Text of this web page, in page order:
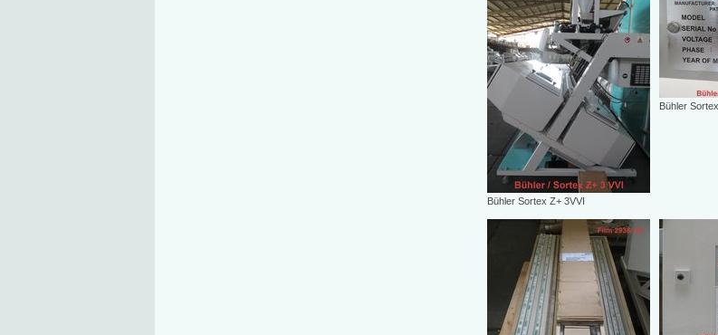
Bühler Sortex Z+ 3VVI
Bühler